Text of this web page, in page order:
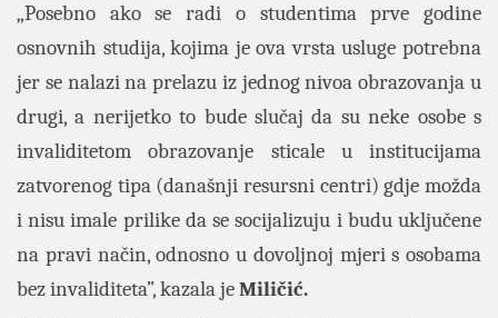
„Posebno ako se radi o studentima prve godine
osnovnih studija, kojima je ova vrsta usluge potrebna
jer se nalazi na prelazu iz jednog nivoa obrazovanja u
drugi, a nerijetko to bude slučaj da su neke osobe s
invaliditetom obrazovanje sticale u institucijama
zatvorenog tipa (današnji resursni centri) gdje možda
i nisu imale prilike da se socijalizuju i budu uključene
na pravi način, odnosno u dovoljnoj mjeri s osobama
bez invaliditeta”, kazala jeMiličić.